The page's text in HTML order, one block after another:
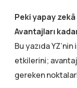
Peki yapay
Avantajları
Bu yazıda
etkilerini;
gereken